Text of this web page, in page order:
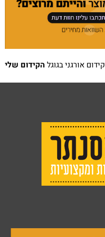
קידום אורגני בגוגל הקידום שלי